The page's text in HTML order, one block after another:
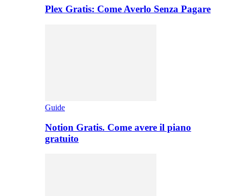
Plex Gratis: Come Averlo Senza Pagare
Guide
Notion Gratis. Come avere il piano
gratuito